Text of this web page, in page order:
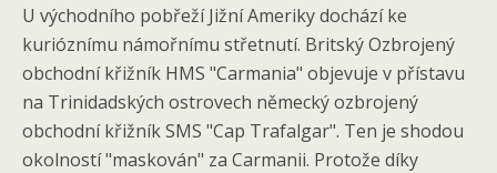
U východního pobřeží Jižní Ameriky dochází ke
kurióznímu námořnímu střetnutí. Britský Ozbrojený
obchodní křižník HMS "Carmania" objevuje v přístavu
na Trinidadských ostrovech německý ozbrojený
obchodní křižník SMS "Cap Trafalgar". Ten je shodou
okolností "maskován" za Carmanii. Protože díky